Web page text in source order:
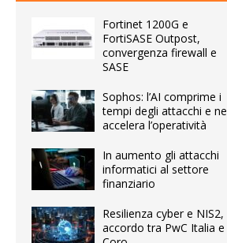
Fortinet 1200G e
FortiSASE Outpost,
convergenza firewall e
SASE
Sophos: l’AI comprime i
tempi degli attacchi e ne
accelera l’operatività
In aumento gli attacchi
informatici al settore
finanziario
Resilienza cyber e NIS2,
accordo tra PwC Italia e